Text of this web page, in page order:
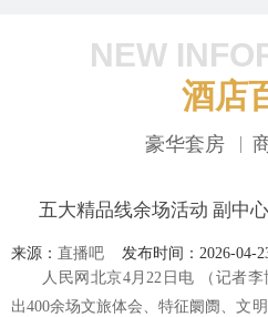
联系
NEW
酒店
豪华套房
五大精品线余场活动 副中
来源： 直播吧 发布时间：2026-04-
人民网北京4月22日电 （记者李
出400余场文旅体会、特征阛阓、文